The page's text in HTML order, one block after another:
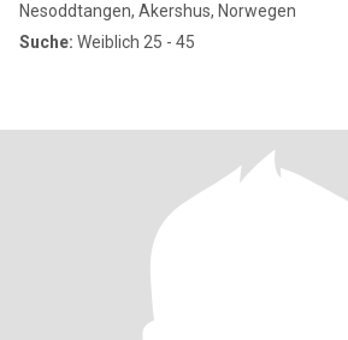
Nesoddtangen, Akershus, Norwegen
Suche: Weiblich 25 - 45